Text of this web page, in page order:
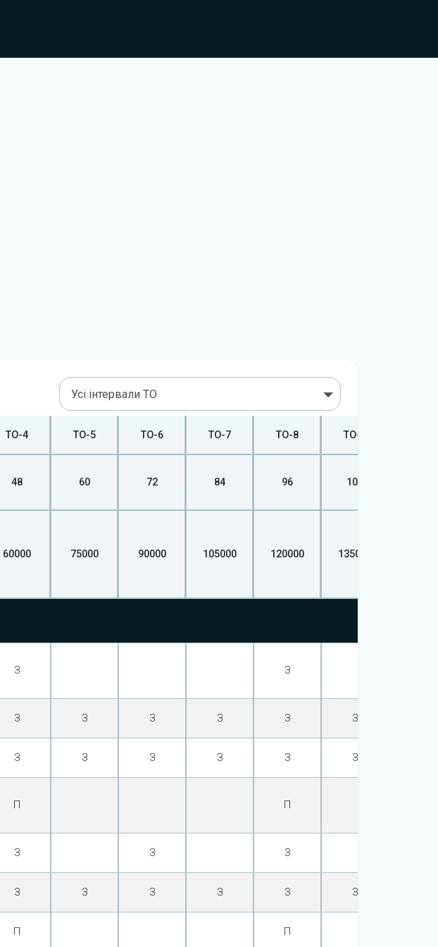
Усі інтервали ТО
ТО-4 ТО-5 ТО-6 ТО-7 ТО-8 ТО-9
48 60 72 84 96 108
60000 75000 90000 105000 120000 135000
З З
З З З З З З
З З З З З З
П П
З З З
З З З З З З
П П